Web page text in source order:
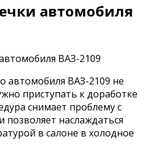
автомобиля
автомобиля ВАЗ-2109 не
приступать к доработке
снимает проблему с
позволяет наслаждаться
в салоне в холодное